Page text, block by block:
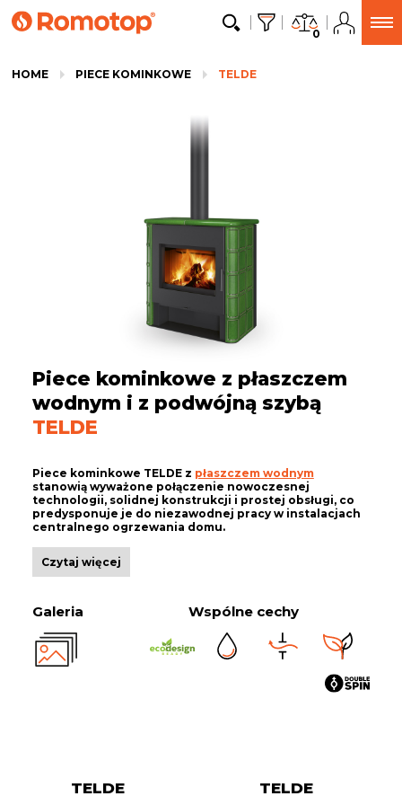
0
HOME PIECE KOMINKOWE TELDE
Piece kominkowe z płaszczem
wodnym i z podwójną szybą
TELDE
Piece kominkowe TELDE z płaszczem wodnym
stanowią wyważone połączenie nowoczesnej
technologii, solidnej konstrukcji i prostej obsługi, co
predysponuje je do niezawodnej pracy w instalacjach
centralnego ogrzewania domu.
Czytaj więcej
Galeria Wspólne cechy
TELDE TELDE